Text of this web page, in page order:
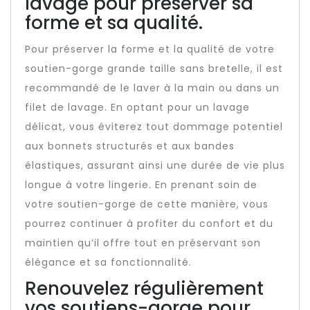
forme et sa qualité.
Pour préserver la forme et la qualité de votre
soutien-gorge grande taille sans bretelle, il est
recommandé de le laver à la main ou dans un
filet de lavage. En optant pour un lavage
délicat, vous éviterez tout dommage potentiel
aux bonnets structurés et aux bandes
élastiques, assurant ainsi une durée de vie plus
longue à votre lingerie. En prenant soin de
votre soutien-gorge de cette manière, vous
pourrez continuer à profiter du confort et du
maintien qu’il offre tout en préservant son
élégance et sa fonctionnalité.
Renouvelez régulièrement